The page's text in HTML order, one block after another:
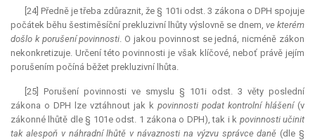
[24] Předně je třeba zdůraznit, že § 101i odst. 3 zákona o DPH spojuje
počátek běhu šestiměsíční prekluzivní lhůty výslovně se dnem, ve kterém
došlo k porušení povinnosti. O jakou povinnost se jedná, nicméně zákon
nekonkretizuje. Určení této povinnosti je však klíčové, neboť právě jejím
porušením počíná běžet prekluzivní lhůta.
[25] Porušení povinnosti ve smyslu § 101i odst. 3 věty poslední
zákona o DPH lze vztáhnout jak k povinnosti podat kontrolní hlášení(v
zákonné lhůtě dle § 101e odst. 1 zákona o DPH), tak i k povinnosti učinit
tak alespoň v náhradní lhůtě v návaznosti na výzvu správce daně (dle §